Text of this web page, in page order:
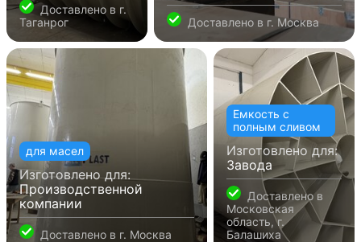
Доставлено в г.
Таганрог
Доставлено в г. Москва
для масел
Изготовлено для:
Производственной
компании
Доставлено в г. Москва
Емкость с
полным сливом
Изготовлено для:
Завода
Доставлено в
Московская
область, г.
Балашиха